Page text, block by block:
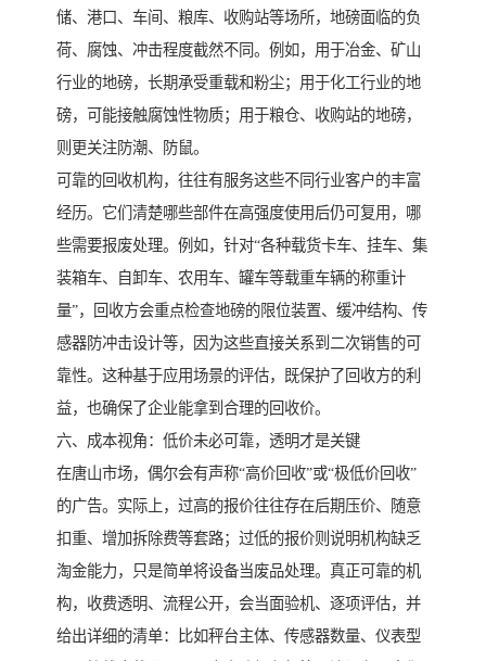
储、港口、车间、粮库、收购站等场所，地磅面临的负
荷、腐蚀、冲击程度截然不同。例如，用于冶金、矿山
行业的地磅，长期承受重载和粉尘；用于化工行业的地
磅，可能接触腐蚀性物质；用于粮仓、收购站的地磅，
则更关注防潮、防鼠。
可靠的回收机构，往往有服务这些不同行业客户的丰富
经历。它们清楚哪些部件在高强度使用后仍可复用，哪
些需要报废处理。例如，针对“各种载货卡车、挂车、集
装箱车、自卸车、农用车、罐车等载重车辆的称重计
量”，回收方会重点检查地磅的限位装置、缓冲结构、传
感器防冲击设计等，因为这些直接关系到二次销售的可
靠性。这种基于应用场景的评估，既保护了回收方的利
益，也确保了企业能拿到合理的回收价。
六、成本视角：低价未必可靠，透明才是关键
在唐山市场，偶尔会有声称“高价回收”或“极低价回收”
的广告。实际上，过高的报价往往存在后期压价、随意
扣重、增加拆除费等套路；过低的报价则说明机构缺乏
淘金能力，只是简单将设备当废品处理。真正可靠的机
构，收费透明、流程公开，会当面验机、逐项评估，并
给出详细的清单：比如秤台主体、传感器数量、仪表型